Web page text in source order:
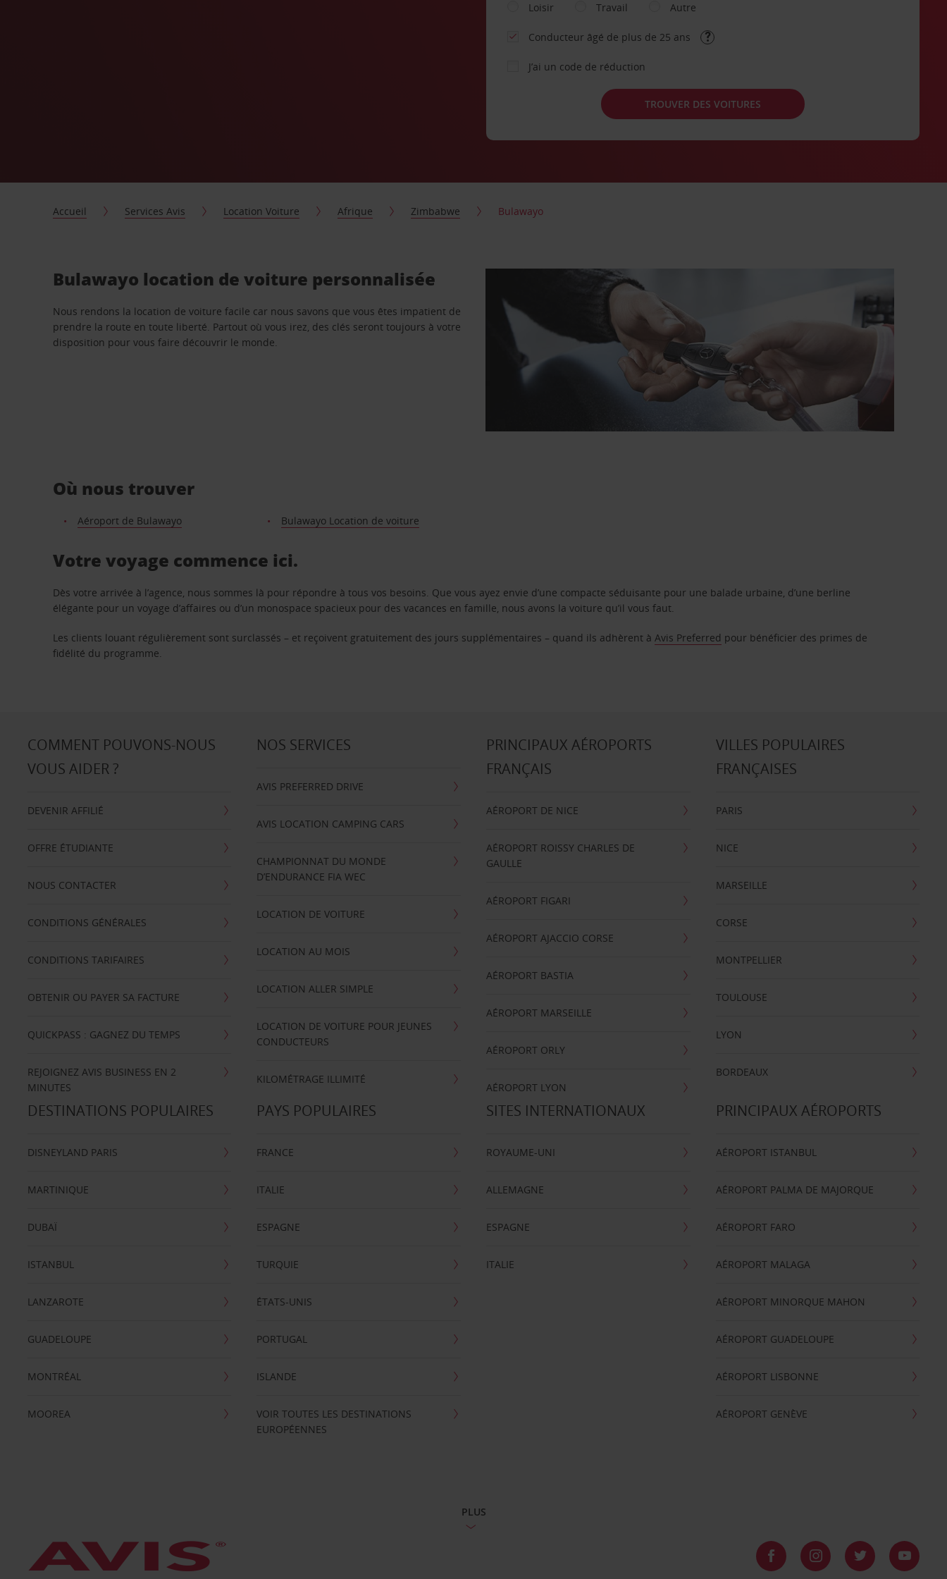
Loisir
Travail Autre
Conducteur âgé de plus de 25 ans
J’ai un code de réduction
TROUVER DES VOITURES
Accueil Services Avis Location Voiture Afrique Zimbabwe Bulawayo
Bulawayo location de voiture personnalisée
Nous rendons la location de voiture facile car nous savons que vous êtes impatient de
prendre la route en toute liberté. Partout où vous irez, des clés seront toujours à votre
disposition pour vous faire découvrir le monde.
Où nous trouver
Aéroport de Bulawayo Bulawayo Location de voiture
Votre voyage commence ici.
Dès votre arrivée à l’agence, nous sommes là pour répondre à tous vos besoins. Que vous ayez envie d’une compacte séduisante pour une balade urbaine, d’une berline
élégante pour un voyage d’affaires ou d’un monospace spacieux pour des vacances en famille, nous avons la voiture qu’il vous faut.
Les clients louant régulièrement sont surclassés – et reçoivent gratuitement des jours supplémentaires – quand ils adhèrent àAvis Preferred pour bénéficier des primes de
fidélité du programme.
COMMENT POUVONS-NOUS
VOUS AIDER ?
DEVENIR AFFILIÉ
OFFRE ÉTUDIANTE
NOUS CONTACTER
CONDITIONS GÉNÉRALES
CONDITIONS TARIFAIRES
OBTENIR OU PAYER SA FACTURE
QUICKPASS : GAGNEZ DU TEMPS
REJOIGNEZ AVIS BUSINESS EN 2
MINUTES
NOS SERVICES
AVIS PREFERRED DRIVE
AVIS LOCATION CAMPING CARS
CHAMPIONNAT DU MONDE
D’ENDURANCE FIA WEC
LOCATION DE VOITURE
LOCATION AU MOIS
LOCATION ALLER SIMPLE
LOCATION DE VOITURE POUR JEUNES
CONDUCTEURS
KILOMÉTRAGE ILLIMITÉ
PRINCIPAUX AÉROPORTS
FRANÇAIS
AÉROPORT DE NICE
AÉROPORT ROISSY CHARLES DE
GAULLE
AÉROPORT FIGARI
AÉROPORT AJACCIO CORSE
AÉROPORT BASTIA
AÉROPORT MARSEILLE
AÉROPORT ORLY
AÉROPORT LYON
VILLES POPULAIRES
FRANÇAISES
PARIS
NICE
MARSEILLE
CORSE
MONTPELLIER
TOULOUSE
LYON
BORDEAUX
DESTINATIONS POPULAIRES
DISNEYLAND PARIS
MARTINIQUE
DUBAÏ
ISTANBUL
LANZAROTE
GUADELOUPE
MONTRÉAL
MOOREA
PAYS POPULAIRES
FRANCE
ITALIE
ESPAGNE
TURQUIE
ÉTATS-UNIS
PORTUGAL
ISLANDE
VOIR TOUTES LES DESTINATIONS
EUROPÉENNES
SITES INTERNATIONAUX
ROYAUME-UNI
ALLEMAGNE
ESPAGNE
ITALIE
PRINCIPAUX AÉROPORTS
AÉROPORT ISTANBUL
AÉROPORT PALMA DE MAJORQUE
AÉROPORT FARO
AÉROPORT MALAGA
AÉROPORT MINORQUE MAHON
AÉROPORT GUADELOUPE
AÉROPORT LISBONNE
AÉROPORT GENÈVE
PLUS